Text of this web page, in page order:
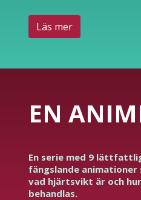
Läs mer
EN
En serie med 9
fängslande
vad hjärtsvikt är och
behandlas.